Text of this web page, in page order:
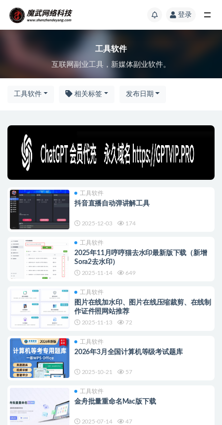
登录
工具软件
互联网副业工具，新媒体副业软件。
工具软件 相关标签 发布日期
工具软件
抖音直播自动弹讲解工具
2025-12-03 174
工具软件
2025年11月哼哼猫去水印最新版下载（新增
Sora2去水印）
2025-11-14 649
工具软件
图片在线加水印、图片在线压缩裁剪、在线制
作证件照网站推荐
2025-11-13 72
工具软件
2026年3月全国计算机等级考试题库
2025-10-21 57
工具软件
金舟批量重命名Mac版下载
2025-07-14 47